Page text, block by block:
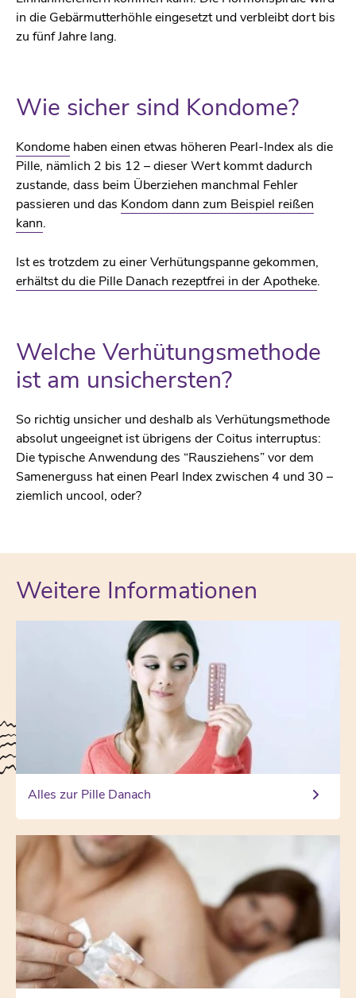
in die Gebärmutterhöhle eingesetzt und verbleibt dort bis
zu fünf Jahre lang.
Wie sicher sind Kondome?
Kondome haben einen etwas höheren Pearl-Index als die
Pille, nämlich 2 bis 12 – dieser Wert kommt dadurch
zustande, dass beim Überziehen manchmal Fehler
passieren und das Kondom dann zum Beispiel reißen
kann.
Ist es trotzdem zu einer Verhütungspanne gekommen,
erhältst du die Pille Danach rezeptfrei in der Apotheke.
Welche Verhütungsmethode
ist am unsichersten?
So richtig unsicher und deshalb als Verhütungsmethode
absolut ungeeignet ist übrigens der Coitus interruptus:
Die typische Anwendung des “Rausziehens” vor dem
Samenerguss hat einen Pearl Index zwischen 4 und 30 –
ziemlich uncool, oder?
Weitere Informationen
Alles zur Pille Danach